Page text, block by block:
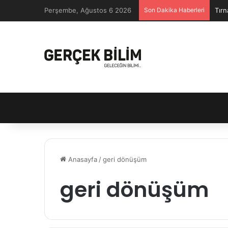
Perşembe, Ağustos 6 2026 Son Dakika Haberleri
Anasayfa /geri dönüşüm
geri dönüşüm